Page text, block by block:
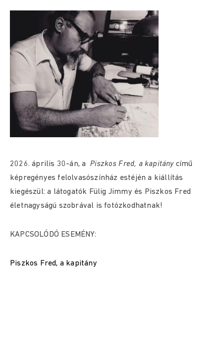
2026. április 30-án, a Piszkos Fred, a kapitánycímű
képregényes felolvasószínház estéjén a kiállítás
kiegészül: a látogatók Fülig Jimmy és Piszkos Fred
életnagyságú szobrával is fotózkodhatnak!
KAPCSOLÓDÓ ESEMÉNY:
Piszkos Fred, a kapitány